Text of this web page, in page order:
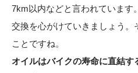
7km以内などと言われています
交換を心がけていきましょう。
ことですね。
オイルはバイクの寿命に直結す